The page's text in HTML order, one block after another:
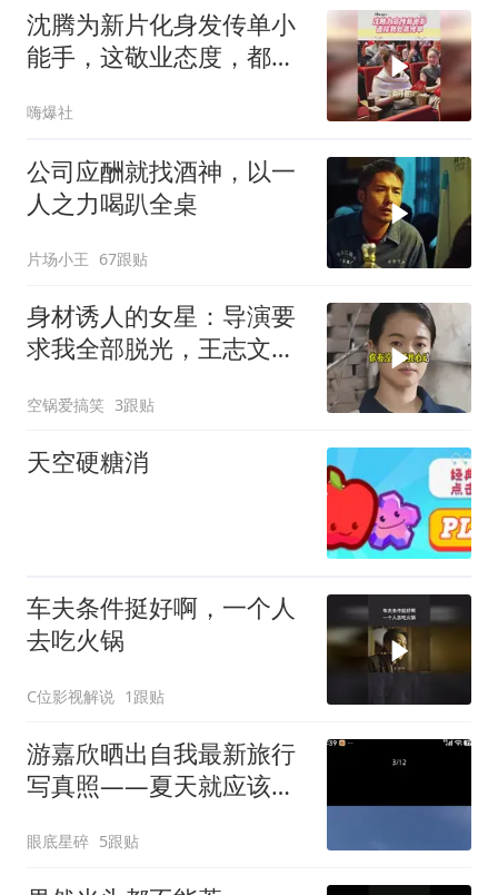
沈腾为新片化身发传单小
能手，这敬业态度，都以
嗨爆社
公司应酬就找酒神，以一
人之力喝趴全桌
片场小王 67跟贴
身材诱人的女星：导演要
求我全部脱光，王志文的
空锅爱搞笑 3跟贴
天空硬糖消
车夫条件挺好啊，一个人
去吃火锅
C位影视解说 1跟贴
游嘉欣晒出自我最新旅行
写真照——夏天就应该这
眼底星碎 5跟贴